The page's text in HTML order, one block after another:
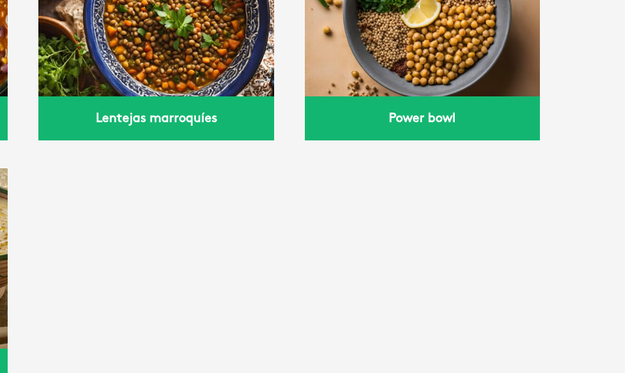
Lentejas marroquíes
Power bowl
Power bowl